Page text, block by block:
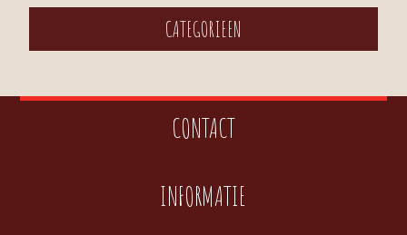
CATEGORIEEN
CONTACT
INFORMATIE